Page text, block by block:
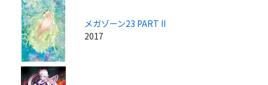
メガゾーン23 PART II
2017